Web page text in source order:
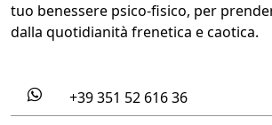
tuo benessere psico-fisico, per
dalla quotidianità frenetica e caotica.
+39 351 52 616 36